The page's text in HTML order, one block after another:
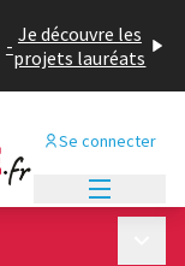
- Je découvre les
projets lauréats
Se connecter